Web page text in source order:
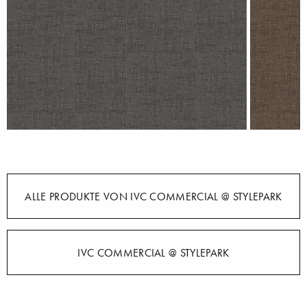
ALLE PRODUKTE VON IVC COMMERCIAL @ STYLEPARK
IVC COMMERCIAL @ STYLEPARK